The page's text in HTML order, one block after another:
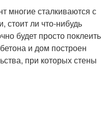
многие сталкиваются с
стоит ли что-нибудь
будет просто поклеить
и дом построен
при которых стены